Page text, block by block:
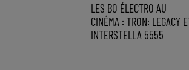
LES BO ÉLECTRO AU
CINÉMA : TRON: LEGACY
INTERSTELLA 5555